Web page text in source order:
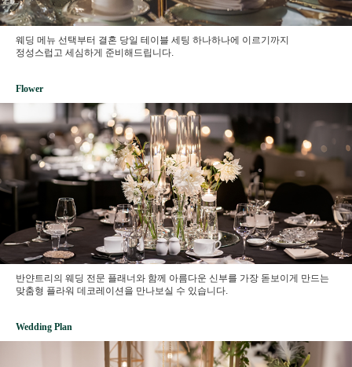
웨딩 메뉴 선택부터 결혼 당일 테이블 세팅 하나하나에 이르기까지
정성스럽고 세심하게 준비해드립니다.
Flower
반얀트리의 웨딩 전문 플래너와 함께 아름다운 신부를 가장 돋보이게 만드는
맞춤형 플라워 데코레이션을 만나보실 수 있습니다.
Wedding Plan